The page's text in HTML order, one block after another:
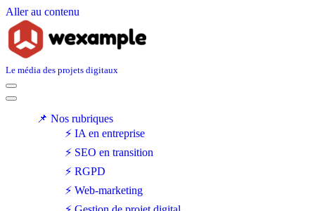
Aller au contenu
Le média des projets digitaux
Menu
de
Menu
navigation📌 Nos rubriques
⚡ IA en entreprise
⚡ SEO en transition
⚡ RGPD
⚡ Web-marketing